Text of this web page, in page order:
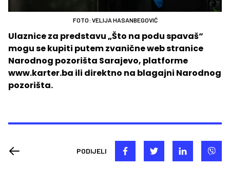
FOTO: VELIJA HASANBEGOVIĆ
Ulaznice za predstavu „Što na podu spavaš“
mogu se kupiti putem zvanične web stranice
Narodnog pozorišta Sarajevo, platforme
www.karter.ba ili direktno na blagajni Narodnog
pozorišta.
PODIJELI